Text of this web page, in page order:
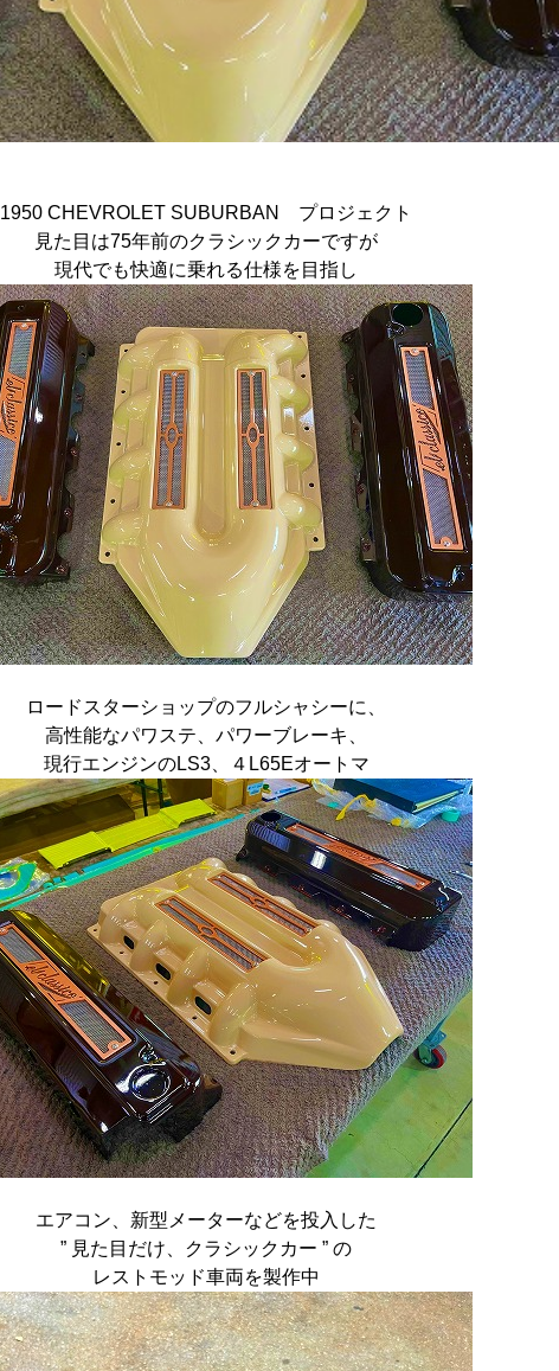
1950 CHEVROLET SUBURBAN プロジェクト
見た目は75年前のクラシックカーですが
現代でも快適に乗れる仕様を目指し
ロードスターショップのフルシャシーに、
高性能なパワステ、パワーブレーキ、
現行エンジンのLS3、４L65Eオートマ
エアコン、新型メーターなどを投入した
” 見た目だけ、クラシックカー ” の
レストモッド車両を製作中